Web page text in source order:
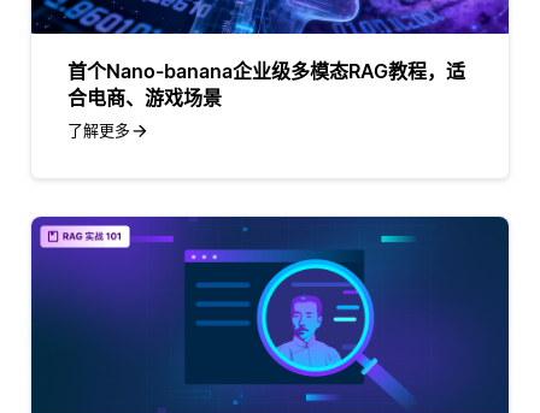
首个Nano-banana企业级多模态RAG教程，适
合电商、游戏场景
了解更多